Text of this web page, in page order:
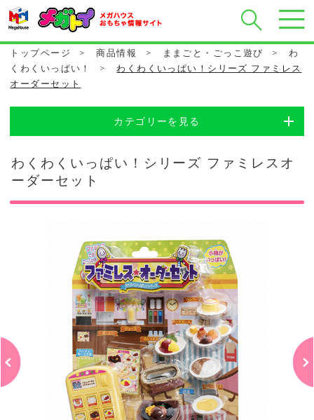
トップページ > 商品情報 > ままごと・ごっこ遊び >
わ
くわくいっぱい！
>
わくわくいっぱい！シリーズ ファミレス
オーダーセット
カテゴリーを見る
わくわくいっぱい！シリーズ ファミレスオ
ーダーセット